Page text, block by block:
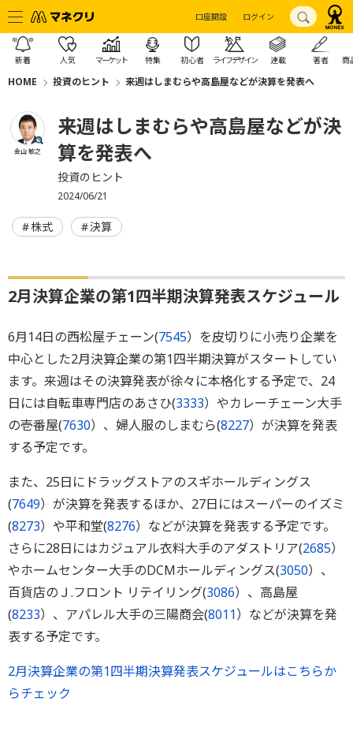
口座開設 ログイン
新着 人気 マーケット 特集 初心者 ライフデザイン 連載 著者 商
HOME 投資のヒント 来週はしまむらや高島屋などが決算を発表へ
金山 敏之
来週はしまむらや高島屋などが決
算を発表へ
投資のヒント
2024/06/21
株式 決算
2月決算企業の第1四半期決算発表スケジュール
6月14日の西松屋チェーン(7545）を皮切りに小売り企業を
中心とした2月決算企業の第1四半期決算がスタートしてい
ます。来週はその決算発表が徐々に本格化する予定で、24
日には自転車専門店のあさひ(3333）やカレーチェーン大手
の壱番屋(7630）、婦人服のしまむら(8227）が決算を発表
する予定です。
また、25日にドラッグストアのスギホールディングス
(7649）が決算を発表するほか、27日にはスーパーのイズミ
(8273）や平和堂(8276）などが決算を発表する予定です。
さらに28日にはカジュアル衣料大手のアダストリア(2685）
やホームセンター大手のDCMホールディングス(3050）、
百貨店のＪ.フロント リテイリング(3086）、高島屋
(8233）、アパレル大手の三陽商会(8011）などが決算を発
表する予定です。
2月決算企業の第1四半期決算発表スケジュールはこちらか
らチェック